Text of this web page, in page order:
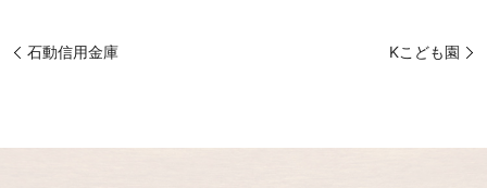
石動信用金庫 Kこども園